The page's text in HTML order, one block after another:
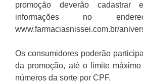
promoção deverão cadastrar
informações no
www.farmaciasnissei.com.br/
Os consumidores poderão
da promoção, até o limite
números da sorte por CPF.